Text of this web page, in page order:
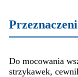
Do mocowania
strzykawek,